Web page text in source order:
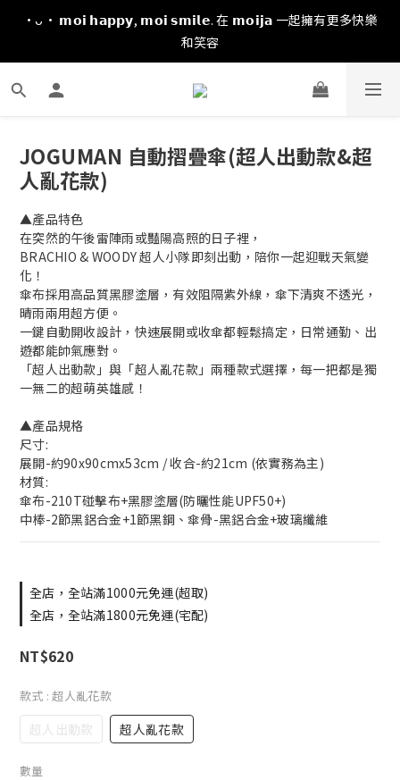
·ᴗ· 𝗺𝗼𝗶 𝗵𝗮𝗽𝗽𝘆, 𝗺𝗼𝗶 𝘀𝗺𝗶𝗹𝗲. 在 𝗺𝗼𝗶𝗷𝗮 一起擁有更多快樂
和笑容
JOGUMAN 自動摺疊傘(超人出動款&超
人亂花款)
▲產品特色
在突然的午後雷陣雨或豔陽高照的日子裡，
BRACHIO & WOODY 超人小隊即刻出動，陪你一起迎戰天氣變
化！
傘布採用高品質黑膠塗層，有效阻隔紫外線，傘下清爽不透光，
晴雨兩用超方便。
一鍵自動開收設計，快速展開或收傘都輕鬆搞定，日常通勤、出
遊都能帥氣應對。
「超人出動款」與「超人亂花款」兩種款式選擇，每一把都是獨
一無二的超萌英雄感！
▲產品規格
尺寸:
展開-約90x90cmx53cm / 收合-約21cm (依實務為主)
材質:
傘布-210T碰擊布+黑膠塗層(防曬性能UPF50+)
中棒-2節黑鋁合金+1節黑鋼、傘骨-黑鋁合金+玻璃纖維
全店，全站滿1000元免運(超取)
全店，全站滿1800元免運(宅配)
NT$620
款式 : 超人亂花款
超人出動款 超人亂花款
數量